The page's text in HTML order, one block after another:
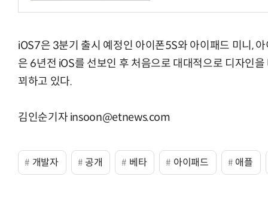
iOS7은 3분기 출시 예정인 아이폰5S와 아이패드 미니,
은 6년전 iOS를 선보인 후 처음으로 대대적으로 디자인
꾀하고 있다.
김인순기자 insoon@etnews.com
개발자 공개 베타 아이패드 애플